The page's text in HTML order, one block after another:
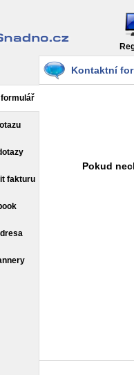
fakturu
Kontaktní
Pokud